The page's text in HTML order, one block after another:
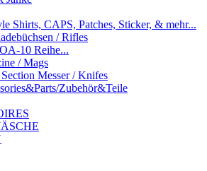
Shirts, CAPS, Patches, Sticker, & mehr...
/ Rifles
10 Reihe...
/ Mags
Messer / Knifes
Zubehör&Teile